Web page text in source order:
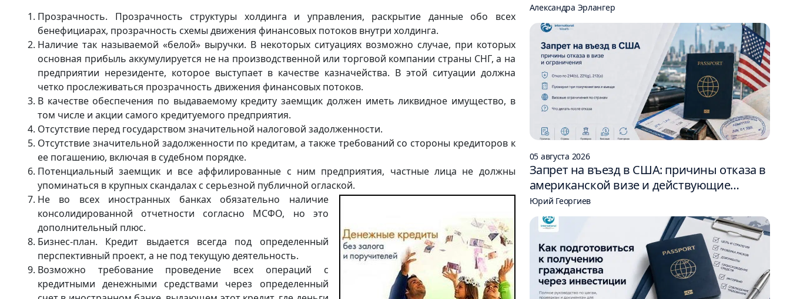
Прозрачность. Прозрачность структуры холдинга и управления, раскрытие данные обо всех
бенефициарах, прозрачность схемы движения финансовых потоков внутри холдинга.
Наличие так называемой «белой» выручки. В некоторых ситуациях возможно случае, при которых
основная прибыль аккумулируется не на производственной или торговой компании страны СНГ, а на
предприятии нерезиденте, которое выступает в качестве казначейства. В этой ситуации должна
четко прослеживаться прозрачность движения финансовых потоков.
В качестве обеспечения по выдаваемому кредиту заемщик должен иметь ликвидное имущество, в
том числе и акции самого кредитуемого предприятия.
Отсутствие перед государством значительной налоговой задолженности.
Отсутствие значительной задолженности по кредитам, а также требований со стороны кредиторов к
ее погашению, включая в судебном порядке.
Потенциальный заемщик и все аффилированные с ним предприятия, частные лица не должны
упоминаться в крупных скандалах с серьезной публичной оглаской.
Не во всех иностранных банках обязательно наличие
консолидированной отчетности согласно МСФО, но это
дополнительный плюс.
Бизнес-план. Кредит выдается всегда под определенный
перспективный проект, а не под текущую деятельность.
Возможно требование проведение всех операций с
кредитными денежными средствами через определенный
Александра Эрлангер
05 августа 2026
Запрет на въезд в США: причины отказа в
американской визе и действующие
ограничения
Юрий Георгиев